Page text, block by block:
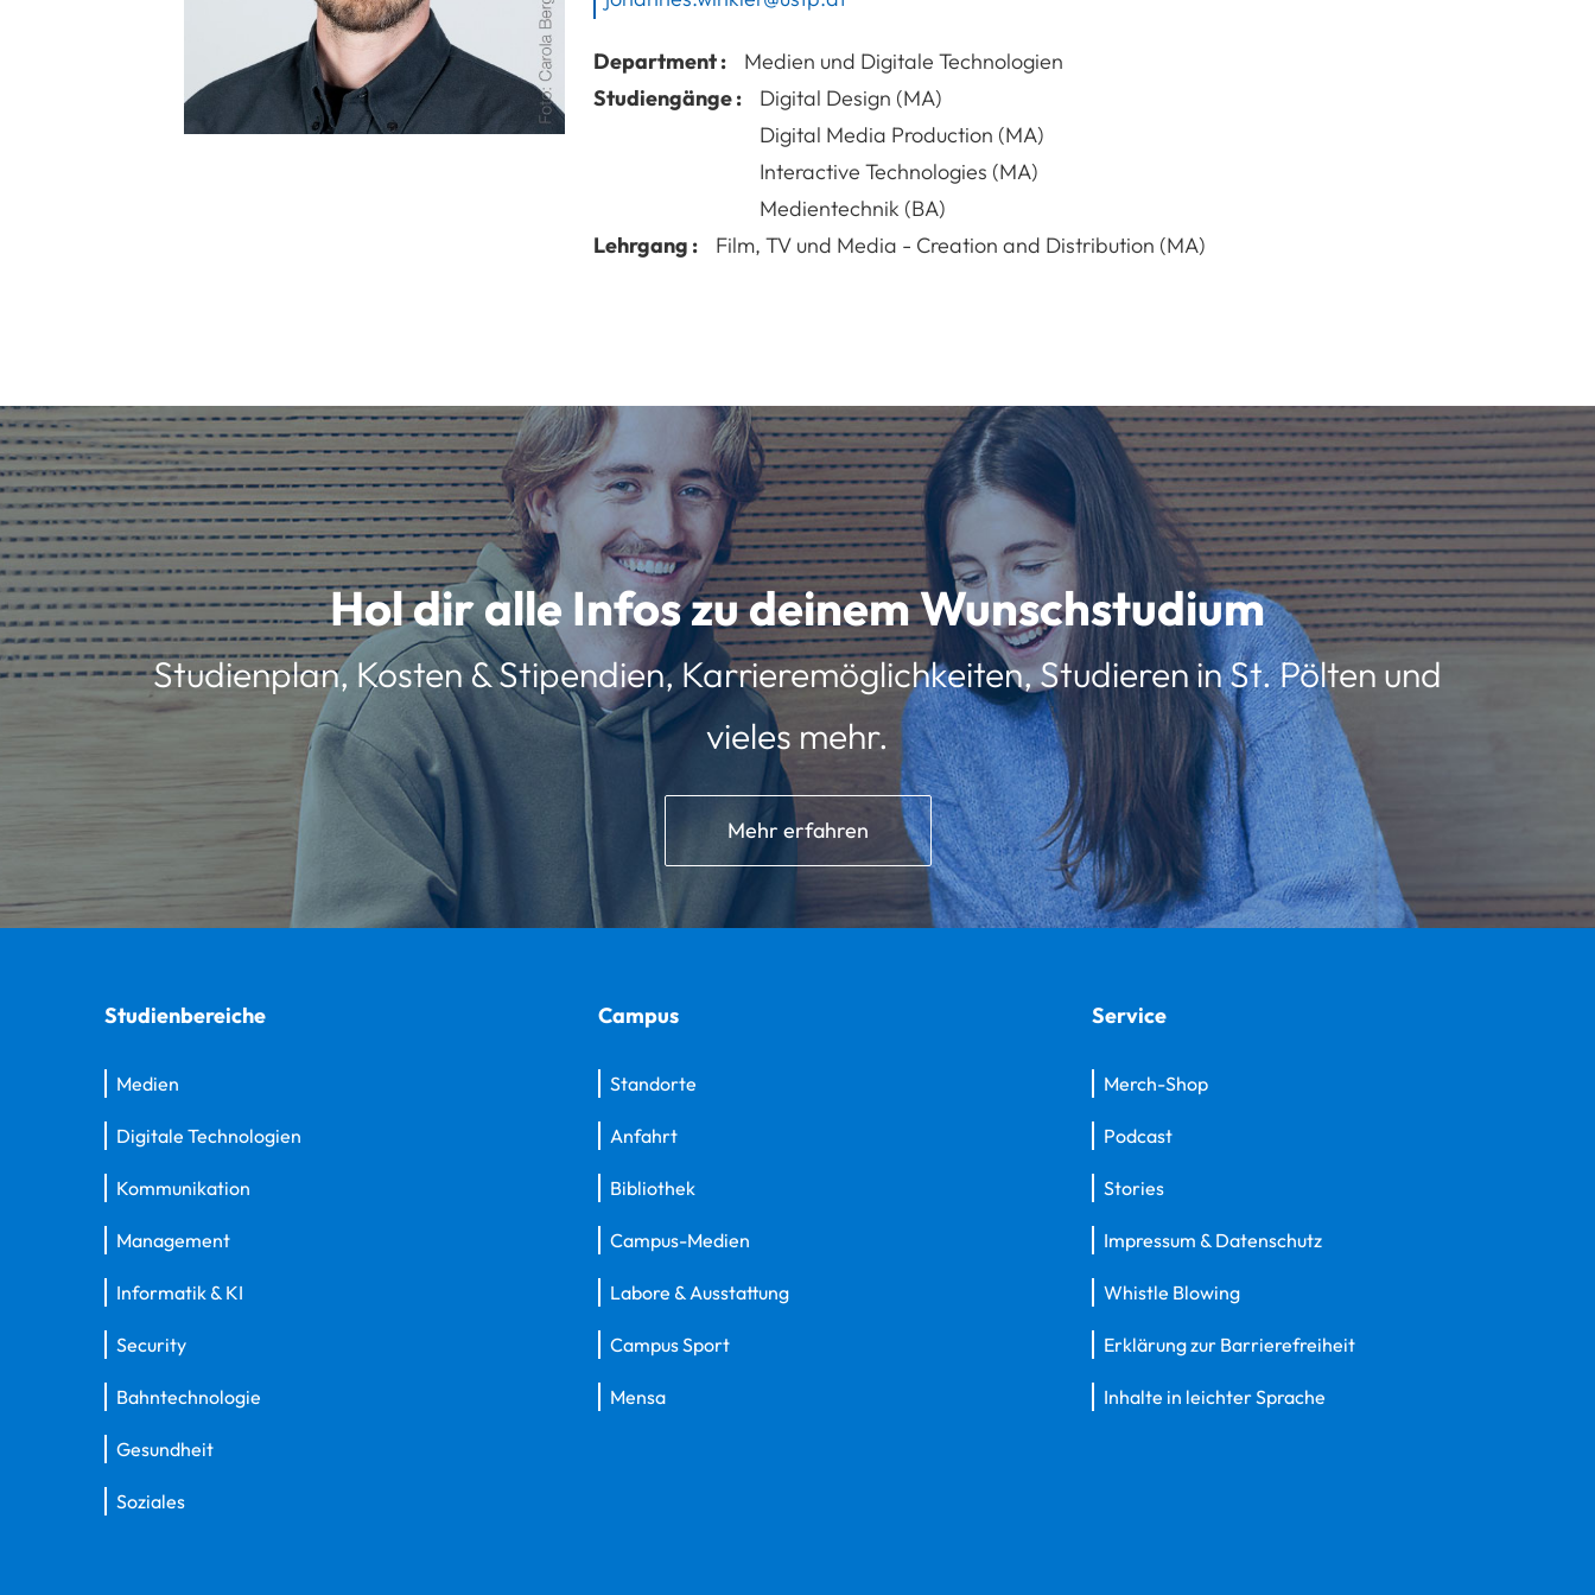
Department :
Medien und Digitale Technologien
Studiengänge :
Digital Design (MA)
Digital Media Production (MA)
Interactive Technologies (MA)
Medientechnik (BA)
Lehrgang :
Film, TV und Media - Creation and Distribution (MA)
Hol dir alle Infos zu deinem Wunschstudium
Studienplan, Kosten & Stipendien, Karrieremöglichkeiten, Studieren in St. Pölten und
vieles mehr.
Mehr erfahren
Studienbereiche
Medien
Digitale Technologien
Kommunikation
Management
Informatik & KI
Security
Bahntechnologie
Gesundheit
Soziales
Campus
Standorte
Anfahrt
Bibliothek
Campus-Medien
Labore & Ausstattung
Campus Sport
Mensa
Service
Merch-Shop
Podcast
Stories
Impressum & Datenschutz
Whistle Blowing
Erklärung zur Barrierefreiheit
Inhalte in leichter Sprache